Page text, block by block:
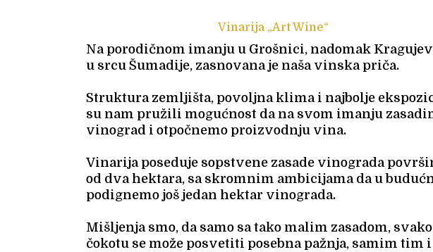
Vinarija „Art Wine“
Na porodičnom imanju u Grošnici, nadomak
u srcu Šumadije, zasnovana je naša vinska priča.
Struktura zemljišta, povoljna klima i najbolje
su nam pružili mogućnost da na svom imanju
vinograd i otpočnemo proizvodnju vina.
Vinarija poseduje sopstvene zasade vinograda
od dva hektara, sa skromnim ambicijama da u
podignemo još jedan hektar vinograda.
Mišljenja smo, da samo sa tako malim zasadom,
čokotu se može posvetiti posebna pažnja, samim tim i